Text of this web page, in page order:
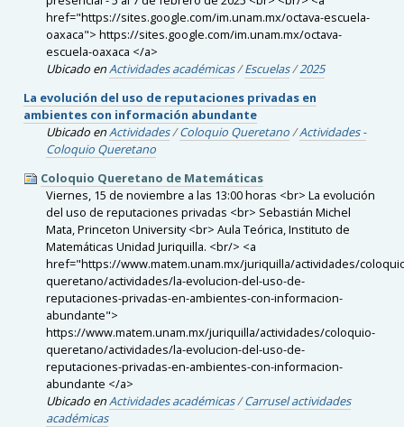
href="https://sites.google.com/im.unam.mx/octava-escuela-
oaxaca"> https://sites.google.com/im.unam.mx/octava-
escuela-oaxaca </a>
Ubicado enActividades académicas/Escuelas/2025
La evolución del uso de reputaciones privadas en
ambientes con información abundante
Ubicado enActividades/Coloquio Queretano/Actividades -
Coloquio Queretano
Coloquio Queretano de Matemáticas
Viernes, 15 de noviembre a las 13:00 horas <br> La evolución
del uso de reputaciones privadas <br> Sebastián Michel
Mata, Princeton University <br> Aula Teórica, Instituto de
Matemáticas Unidad Juriquilla. <br/> <a
href="https://www.matem.unam.mx/juriquilla/actividades/
queretano/actividades/la-evolucion-del-uso-de-
reputaciones-privadas-en-ambientes-con-informacion-
abundante">
https://www.matem.unam.mx/juriquilla/actividades/coloquio-
queretano/actividades/la-evolucion-del-uso-de-
reputaciones-privadas-en-ambientes-con-informacion-
abundante </a>
Ubicado enActividades académicas/Carrusel actividades
académicas